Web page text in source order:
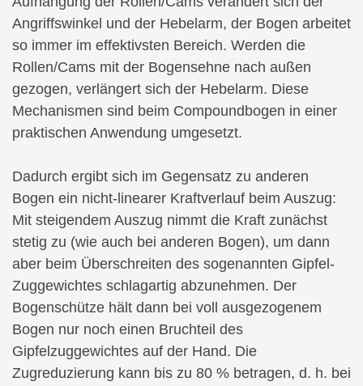
Angriffswinkel und der Hebelarm, der Bogen arbeitet
so immer im effektivsten Bereich. Werden die
Rollen/Cams mit der Bogensehne nach außen
gezogen, verlängert sich der Hebelarm. Diese
Mechanismen sind beim Compoundbogen in einer
praktischen Anwendung umgesetzt.
Dadurch ergibt sich im Gegensatz zu anderen
Bogen ein nicht-linearer Kraftverlauf beim Auszug:
Mit steigendem Auszug nimmt die Kraft zunächst
stetig zu (wie auch bei anderen Bogen), um dann
aber beim Überschreiten des sogenannten Gipfel-
Zuggewichtes schlagartig abzunehmen. Der
Bogenschütze hält dann bei voll ausgezogenem
Bogen nur noch einen Bruchteil des
Gipfelzuggewichtes auf der Hand. Die
Zugreduzierung kann bis zu 80 % betragen, d. h. bei